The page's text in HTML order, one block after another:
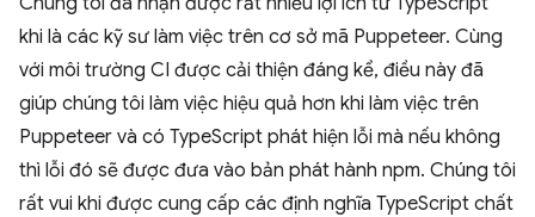
khi là các kỹ sư làm việc trên cơ sở mã Puppeteer. Cùng
với môi trường CI được cải thiện đáng kể, điều này đã
giúp chúng tôi làm việc hiệu quả hơn khi làm việc trên
Puppeteer và có TypeScript phát hiện lỗi mà nếu không
thì lỗi đó sẽ được đưa vào bản phát hành npm. Chúng tôi
rất vui khi được cung cấp các định nghĩa TypeScript chất